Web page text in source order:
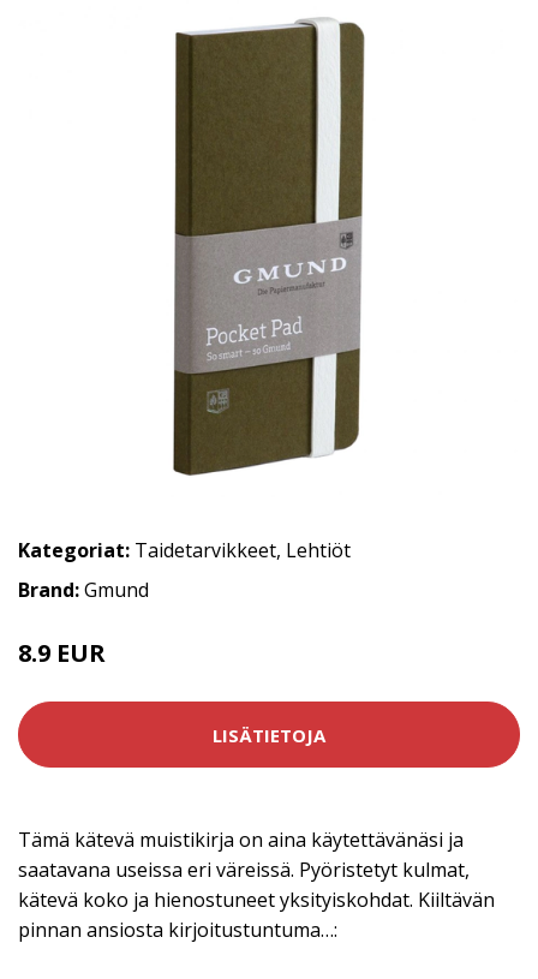
Kategoriat: Taidetarvikkeet, Lehtiöt
Brand:Gmund
8.9 EUR
LISÄTIETOJA
Tämä kätevä muistikirja on aina käytettävänäsi ja
saatavana useissa eri väreissä. Pyöristetyt kulmat,
kätevä koko ja hienostuneet yksityiskohdat. Kiiltävän
pinnan ansiosta kirjoitustuntuma…: